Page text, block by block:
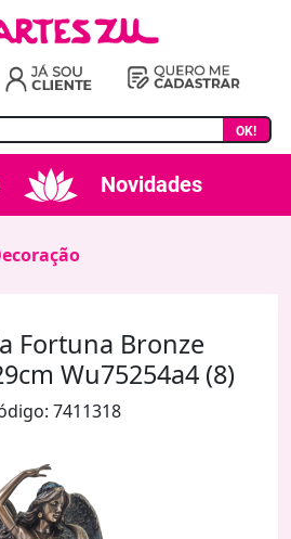
OK!
Novidades
Fortuna Bronze
Wu75254a4 (8)
7411318